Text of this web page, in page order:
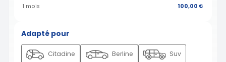
1 mois 100,00 €
Adapté pour
Citadine Berline Suv